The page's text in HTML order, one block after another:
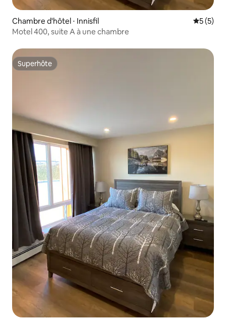
Chambre d'hôtel ⋅ Innisfil
5 (5)
Motel 400, suite A à une chambre
Superhôte
Superhôte